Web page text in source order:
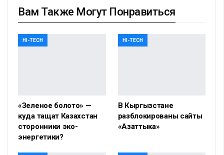
Вам Также Могут Понравиться
HI-TECH
«Зеленое болото» —
куда тащат Казахстан
сторонники эко-
энергетики?
HI-TECH
В Кыргызстане
разблокированы сайты
«Азаттыка»